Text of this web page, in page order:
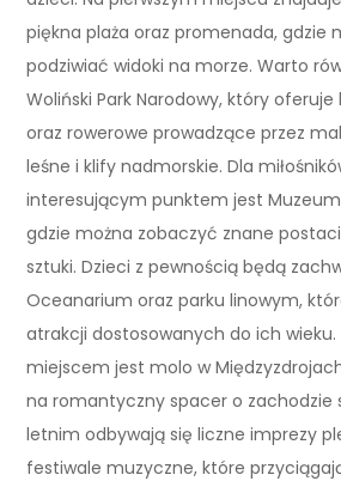
piękna plaża oraz promenada, gdzie
podziwiać widoki na morze. Warto
Woliński Park Narodowy, który oferuje
oraz rowerowe prowadzące przez
leśne i klify nadmorskie. Dla
interesującym punktem jest Muzeum
gdzie można zobaczyć znane
sztuki. Dzieci z pewnością będą
Oceanarium oraz parku linowym,
atrakcji dostosowanych do ich
miejscem jest molo w
na romantyczny spacer o zachodzie
letnim odbywają się liczne imprezy
festiwale muzyczne, które